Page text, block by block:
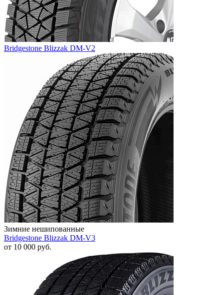
Bridgestone Blizzak DM-V2
Зимние нешипованные
Bridgestone Blizzak DM-V3
от 10 000 руб.